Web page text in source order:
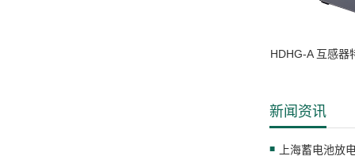
HDHG-A 互感器
新闻资讯